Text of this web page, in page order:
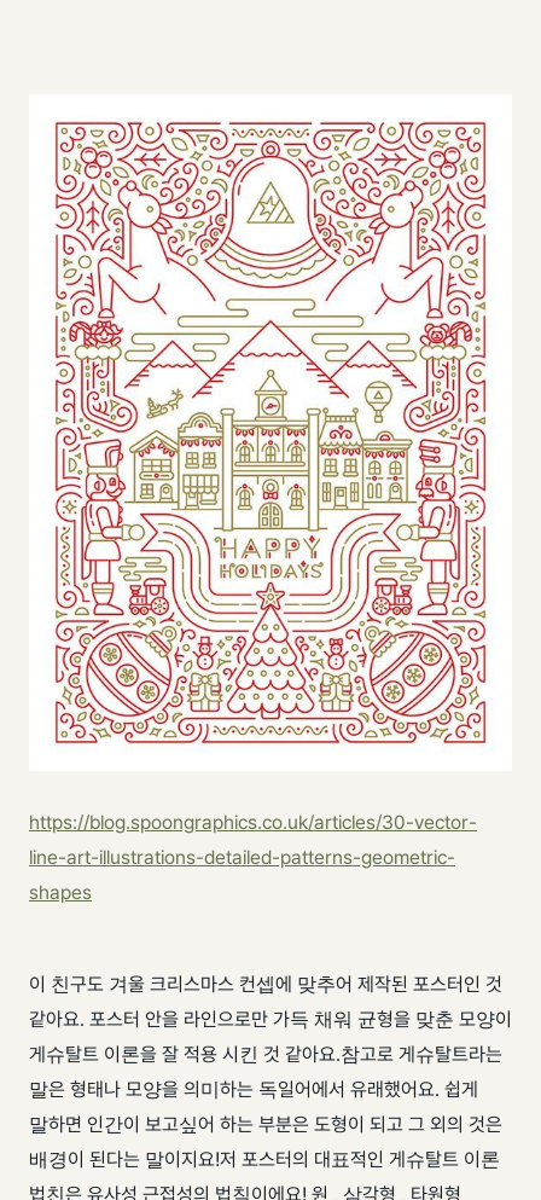
https://blog.spoongraphics.co.uk/articles/30-vector-
line-art-illustrations-detailed-patterns-geometric-
shapes
이 친구도 겨울 크리스마스 컨셉에 맞추어 제작된 포스터인 것
같아요. 포스터 안을 라인으로만 가득 채워 균형을 맞춘 모양이
게슈탈트 이론을 잘 적용 시킨 것 같아요. ​ 참고로 게슈탈트라는
말은 형태나 모양을 의미하는 독일어에서 유래했어요. 쉽게
말하면 인간이 보고싶어 하는 부분은 도형이 되고 그 외의 것은
배경이 된다는 말이지요! ​ 저 포스터의 대표적인 게슈탈트 이론
법친은 유사성,근접성의 법칙이에요! 원 , 삼각형 , 타원형